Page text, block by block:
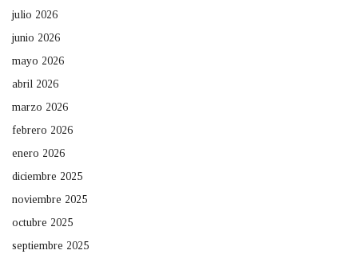
julio 2026
junio 2026
mayo 2026
abril 2026
marzo 2026
febrero 2026
enero 2026
diciembre 2025
noviembre 2025
octubre 2025
septiembre 2025